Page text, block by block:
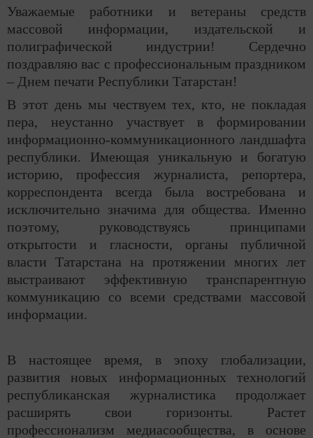
Уважаемые работники и ветераны средств
массовой информации, издательской и
полиграфической индустрии! Сердечно
поздравляю вас с профессиональным праздником
– Днем печати Республики Татарстан!
В этот день мы чествуем тех, кто, не покладая
пера, неустанно участвует в формировании
информационно-коммуникационного ландшафта
республики. Имеющая уникальную и богатую
историю, профессия журналиста, репортера,
корреспондента всегда была востребована и
исключительно значима для общества. Именно
поэтому, руководствуясь принципами
открытости и гласности, органы публичной
власти Татарстана на протяжении многих лет
выстраивают эффективную транспарентную
коммуникацию со всеми средствами массовой
информации.
В настоящее время, в эпоху глобализации,
развития новых информационных технологий
республиканская журналистика продолжает
расширять свои горизонты. Растет
профессионализм медиасообщества, в основе